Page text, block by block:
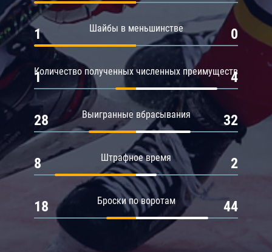
Шайбы в меньшинстве
1 0
Количество полученных численных преимуществ
1 4
Выигранные вбрасывания
28 32
Штрафное время
8 2
Броски по воротам
18 44